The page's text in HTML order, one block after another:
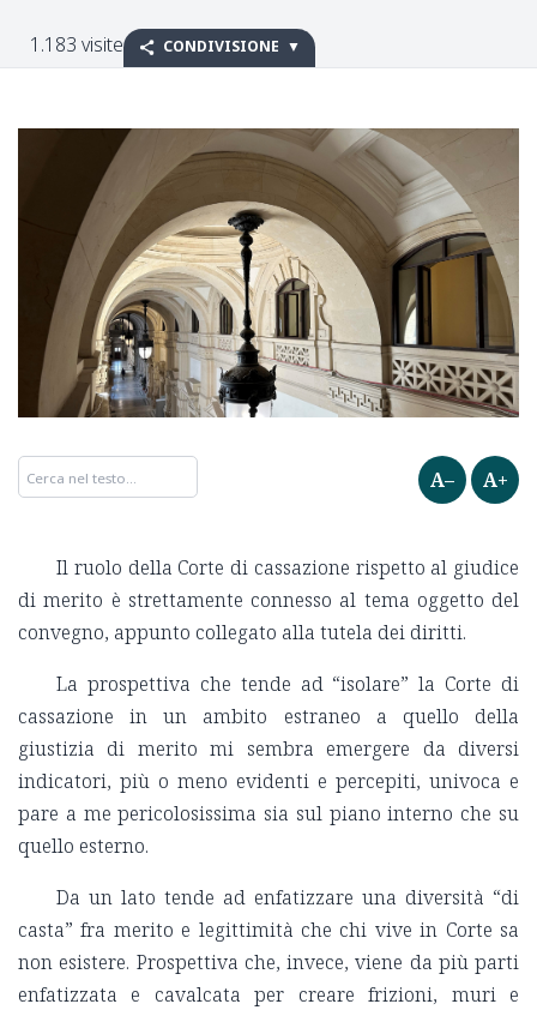
1.183 visite CONDIVISIONE
A– A+
Il ruolo della Corte di cassazione rispetto al giudice
di merito è strettamente connesso al tema oggetto del
convegno, appunto collegato alla tutela dei diritti.
La prospettiva che tende ad “isolare” la Corte di
cassazione in un ambito estraneo a quello della
giustizia di merito mi sembra emergere da diversi
indicatori, più o meno evidenti e percepiti, univoca e
pare a me pericolosissima sia sul piano interno che su
quello esterno.
Da un lato tende ad enfatizzare una diversità “di
casta” fra merito e legittimità che chi vive in Corte sa
non esistere. Prospettiva che, invece, viene da più parti
enfatizzata e cavalcata per creare frizioni, muri e